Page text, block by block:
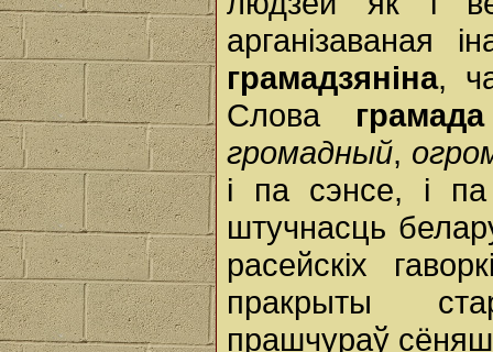
арганізаваная
грамадзяніна,
Слова грамада
громадный,
і па сэнсе, і
штучнасць
расейскіх
пракрыты
прашчураў